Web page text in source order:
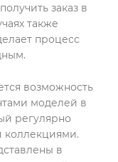
заказ в
также
процесс
возможность
моделей в
регулярно
коллекциями.
в